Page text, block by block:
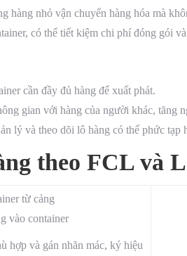
hàng nhỏ vận chuyển hàng hóa mà
có thể tiết kiệm chi phí đóng gói
cần đầy đủ hàng để xuất phát.
gian với hàng của người khác, tăng
lý và theo dõi lô hàng có thể phức tạp
theo FCL và
từ cảng
vào container
hợp và gán nhãn mác, ký hiệu